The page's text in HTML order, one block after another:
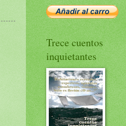
Trece cuentos
inquietantes